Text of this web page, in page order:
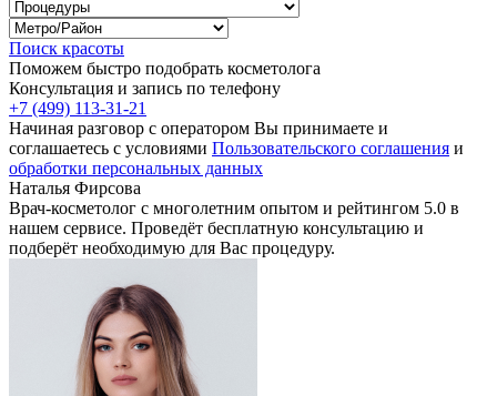
Поиск красоты
Поможем быстро подобрать косметолога
Консультация и запись по телефону
+7 (499) 113-31-21
Начиная разговор с оператором Вы принимаете и
соглашаетесь с условиями Пользовательского соглашения и
обработки персональных данных
Наталья Фирсова
Врач-косметолог с многолетним опытом и рейтингом 5.0 в
нашем сервисе. Проведёт бесплатную консультацию и
подберёт необходимую для Вас процедуру.